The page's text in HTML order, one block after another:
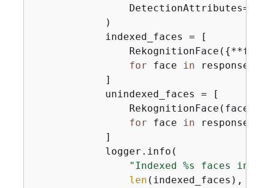
                DetectionAttributes=[
            )
            indexed_faces = [
                RekognitionFace(
{
for face in response[
            ]
            unindexed_faces = [
                RekognitionFace(face[
for face in response[
            ]
            logger.info(
"Indexed %s faces in
len (indexed_faces),